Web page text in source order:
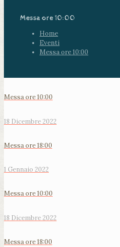
Messa ore 10:00
Home
Eventi
Messa ore 10:00
Messa ore 10:00
18 Dicembre 2022
Messa ore 18:00
1 Gennaio 2022
Messa ore 10:00
18 Dicembre 2022
Messa ore 18:00